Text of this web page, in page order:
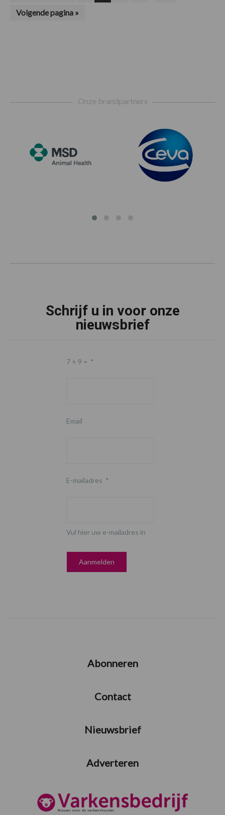
Ga
naar
Volgende pagina »
Onze brandpartners
Schrijf u in voor onze
nieuwsbrief
7 + 9 = *
Email
E-mailadres *
Vul hier uw e-mailadres in
Abonneren
Contact
Nieuwsbrief
Adverteren